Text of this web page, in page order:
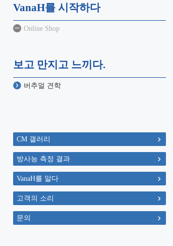
VanaH를 시작하다
Online Shop
보고 만지고 느끼다.
버추얼 견학
CM 갤러리
방사능 측정 결과
VanaH를 알다
고객의 소리
문의